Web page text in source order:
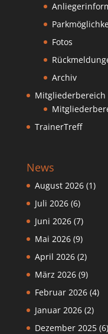
Fotos
Archiv
Mitgliederbereich
TrainerTreff
News
August 2026(1)
Juli 2026(6)
Juni 2026(7)
Mai 2026(9)
April 2026(2)
März 2026(9)
Februar 2026(4)
Januar 2026(2)
Dezember 2025(6)